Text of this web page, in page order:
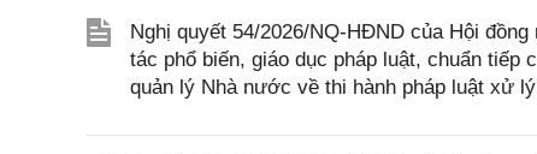
Nghị quyết 54/2026/NQ-HĐND của Hội
tác phổ biến, giáo dục pháp luật, chuẩn
quản lý Nhà nước về thi hành pháp luật xử